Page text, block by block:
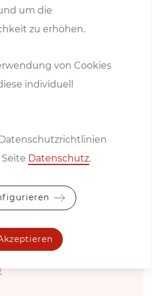
und ENGLISCH
um die
zu erhöhen.
von Cookies
individuell
Datenschutz.